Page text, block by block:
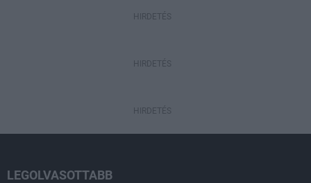
HIRDETÉS
HIRDETÉS
HIRDETÉS
LEGOLVASOTTABB